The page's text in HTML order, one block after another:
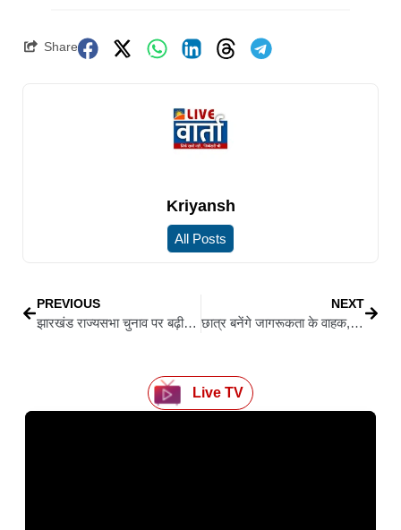
Share
Kriyansh
All Posts
PREVIOUS
झारखंड राज्यसभा चुनाव पर बढ़ी हलचल, बाबूलाल बोले- अंतिम निर्णय दिल्ली से
NEXT
छात्र बनेंगे जागरूकता के वाहक, विद्यार्थियों को एसआईआर-जनगणना पर विशेष कार्यक्रम के लिये मुख्यमंत्री हेमंत सोरेन ने दिए निर्देश
Live TV